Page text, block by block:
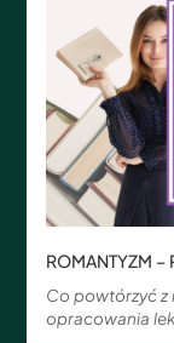
ROMANTYZM –
Co powtórzyć z
opracowania